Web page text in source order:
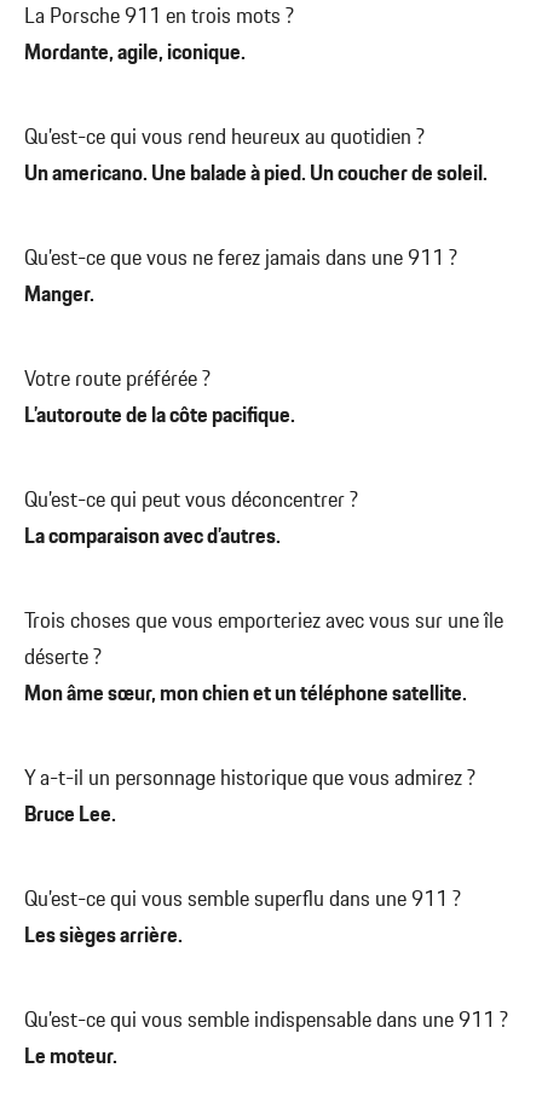
La Porsche 911 en trois mots ?
Mordante, agile, iconique.
Qu’est-ce qui vous rend heureux au quotidien ?
Un americano. Une balade à pied. Un coucher de soleil.
Qu’est-ce que vous ne ferez jamais dans une 911 ?
Manger.
Votre route préférée ?
L’autoroute de la côte pacifique.
Qu’est-ce qui peut vous déconcentrer ?
La comparaison avec d’autres.
Trois choses que vous emporteriez avec vous sur une île
déserte ?
Mon âme sœur, mon chien et un téléphone satellite.
Y a-t-il un personnage historique que vous admirez ?
Bruce Lee.
Qu’est-ce qui vous semble superflu dans une 911 ?
Les sièges arrière.
Qu’est-ce qui vous semble indispensable dans une 911 ?
Le moteur.